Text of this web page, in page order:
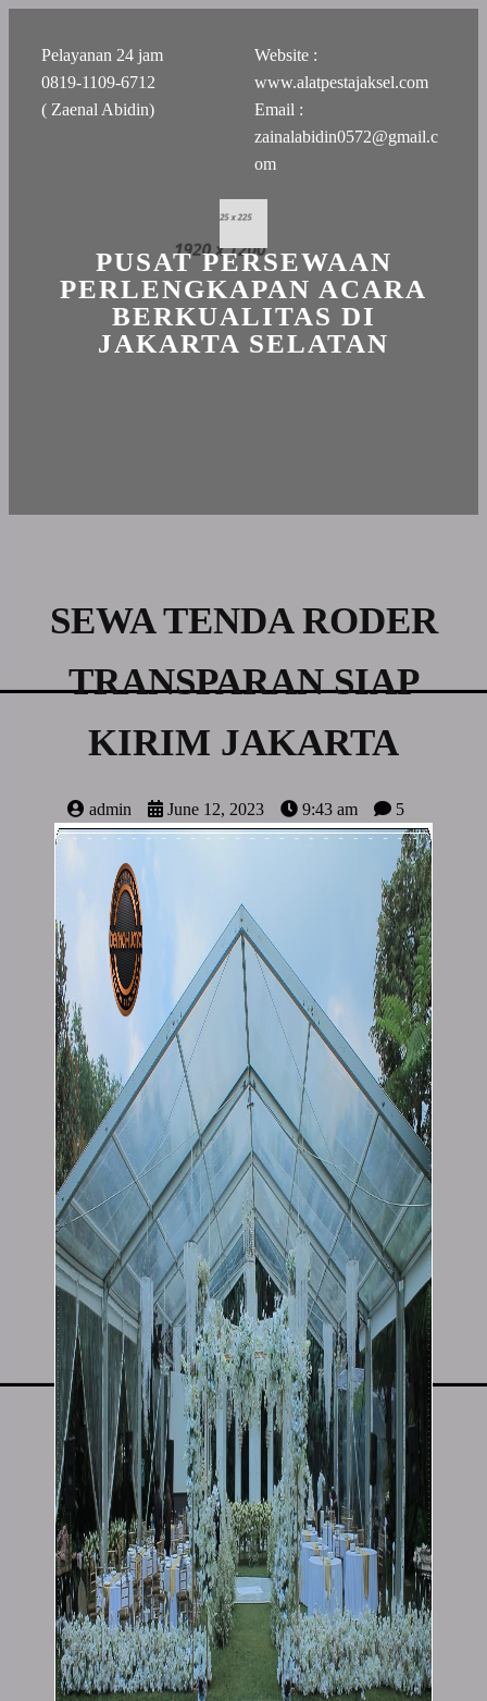
Pelayanan 24 jam
0819-1109-6712
( Zaenal Abidin)
Website :
www.alatpestajaksel.com
Email :
zainalabidin0572@gmail.c
om
PUSAT PERSEWAAN
PERLENGKAPAN ACARA
BERKUALITAS DI
JAKARTA SELATAN
SEWA TENDA RODER
TRANSPARAN SIAP
KIRIM JAKARTA
admin June 12, 2023 9:43 am 5